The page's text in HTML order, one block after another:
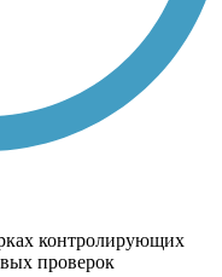
контролирующих
проверок